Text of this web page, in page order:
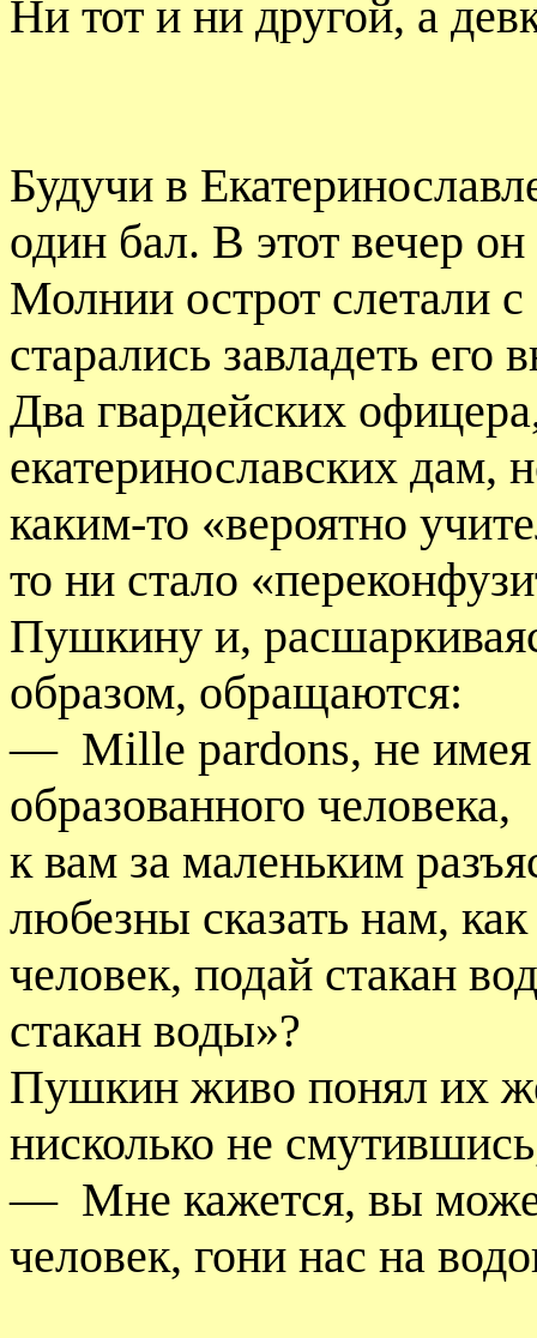
Ни тот и ни другой, а
Будучи в
один бал. В этот вечер
Молнии острот слетали
старались завладеть его
Два гвардейских
екатеринославских дам,
каким-то «вероятно
то ни стало
Пушкину и,
образом, обращаются:
— Mille pardons, не имея
образованного человека,
к вам за маленьким
любезны сказать нам,
человек, подай стакан
стакан воды»?
Пушкин живо понял их
нисколько не
— Мне кажется, вы
человек, гони нас на